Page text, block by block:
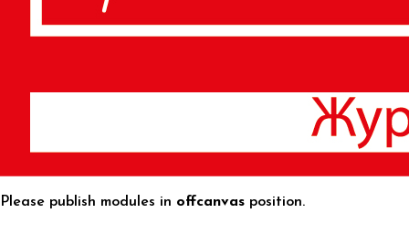
Please publish modules in offcanvas position.